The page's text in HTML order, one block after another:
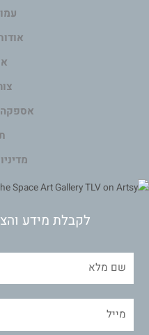
אספקה
לקבלת מידע